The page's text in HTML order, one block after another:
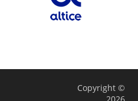
Copyright ©